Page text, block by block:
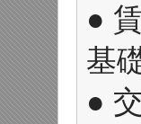
●
基
●